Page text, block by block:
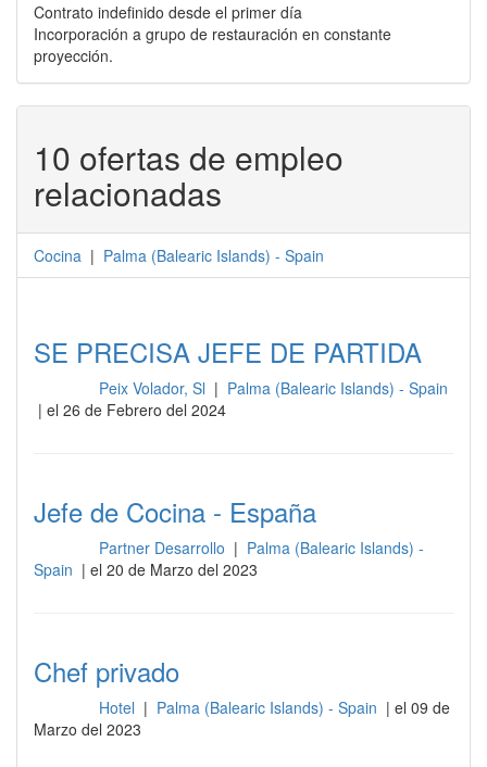
Contrato indefinido desde el primer día
Incorporación a grupo de restauración en constante
proyección.
10 ofertas de empleo
relacionadas
Cocina | Palma (Balearic Islands) - Spain
SE PRECISA JEFE DE PARTIDA
Peix Volador, Sl | Palma (Balearic Islands) - Spain
| el 26 de Febrero del 2024
Jefe de Cocina - España
Partner Desarrollo | Palma (Balearic Islands) -
Spain | el 20 de Marzo del 2023
Chef privado
Hotel | Palma (Balearic Islands) - Spain | el 09 de
Marzo del 2023